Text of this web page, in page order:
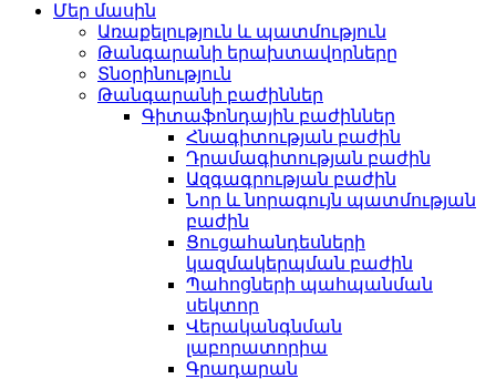
Մեր մասին
Առաքելություն և պատմություն
Թանգարանի երախտավորները
Տնօրինություն
Թանգարանի բաժիններ
Գիտաֆոնդային բաժիններ
Հնագիտության բաժին
Դրամագիտության բաժին
Ազգագրության բաժին
Նոր և նորագույն պատմության
բաժին
Ցուցահանդեսների
կազմակերպման բաժին
Պահոցների պահպանման
սեկտոր
Վերականգնման
լաբորատորիա
Գրադարան